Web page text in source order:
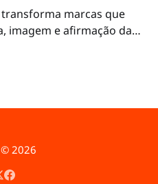
marcas que
imagem e afirmação da
© 2026